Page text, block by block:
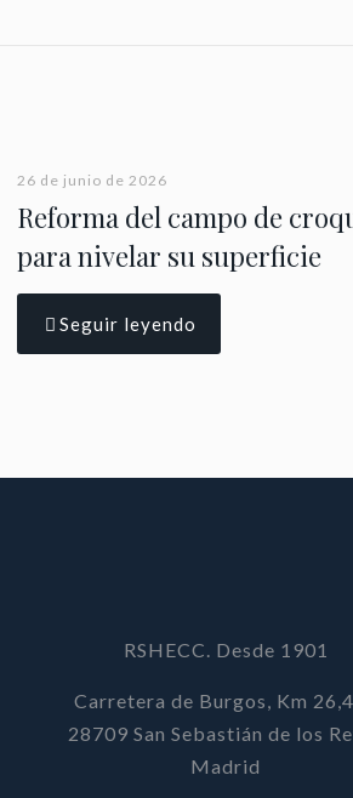
26 de junio de 2026
Reforma del campo de
para nivelar su superficie
Seguir leyendo
RSHECC. Desde 1901
Carretera de Burgos, Km
28709 San Sebastián de los
Madrid